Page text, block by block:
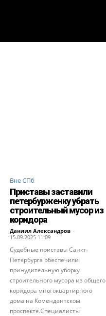
Вне СПб
Приставы заставили
петербурженку убрать
строительный мусор из
коридора
Даниил Александров -
15.09.2025 11:09
Судебные приставы Санкт-
Петербурга обеспечили
принудительную уборку
строительного мусора из общего
коридора многоквартирного
дома на Комендантском
проспекте.Специалисты